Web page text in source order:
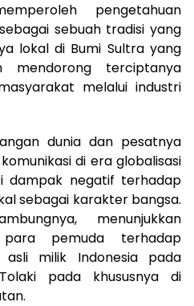
pengetahuan
sebuah tradisi yang
lokal di Bumi Sultra yang
mendorong terciptanya
melalui industri
dunia dan pesatnya
di era globalisasi
dampak negatif terhadap
sebagai karakter bangsa.
menunjukkan
para pemuda terhadap
milik Indonesia pada
pada khususnya di